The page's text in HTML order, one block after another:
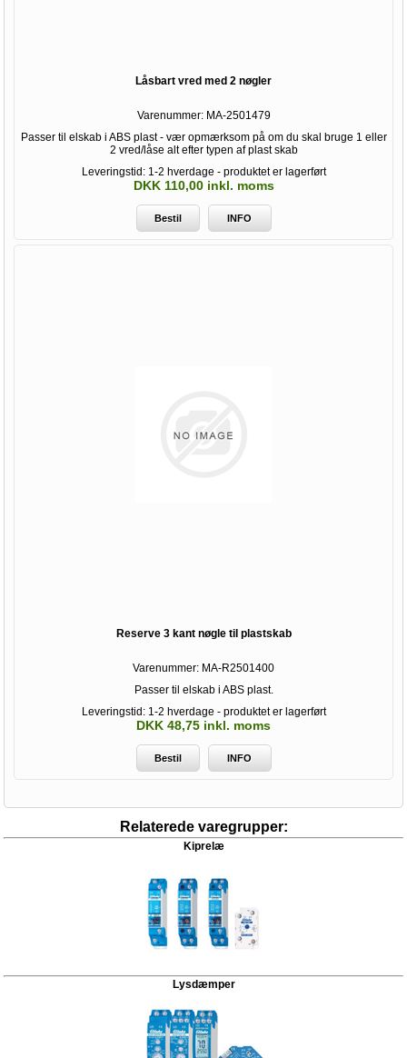
Låsbart vred med 2 nøgler
Varenummer: MA-2501479
Passer til elskab i ABS plast - vær opmærksom på om du skal bruge 1 eller
2 vred/låse alt efter typen af plast skab
Leveringstid: 1-2 hverdage - produktet er lagerført
DKK 110,00 inkl. moms
Bestil INFO
Reserve 3 kant nøgle til plastskab
Varenummer: MA-R2501400
Passer til elskab i ABS plast.
Leveringstid: 1-2 hverdage - produktet er lagerført
DKK 48,75 inkl. moms
Bestil INFO
Relaterede varegrupper:
Kiprelæ
Lysdæmper